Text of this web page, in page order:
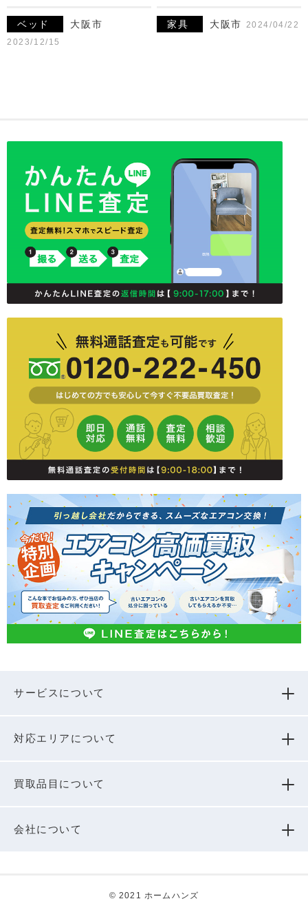
ベッド 大阪市
2023/12/15
家具 大阪市 2024/04/22
サービスについて
対応エリアについて
買取品⽬について
会社について
© 2021 ホームハンズ